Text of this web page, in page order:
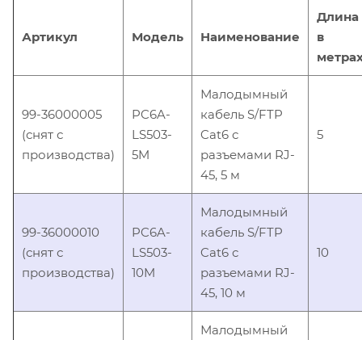
Артикул Модель Наименование
Длина
в
99-36000005
(снят с
производства)
PC6A-
LS503-
5M
Малодымный
кабель S/FTP
Cat6 с
разъемами RJ-
45, 5 м
5
99-36000010
(снят с
производства)
PC6A-
LS503-
10M
Малодымный
кабель S/FTP
Cat6 с
разъемами RJ-
45, 10 м
10
Малодымный